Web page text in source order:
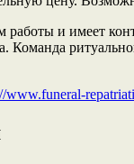
и имеет
Команда
www.funeral-